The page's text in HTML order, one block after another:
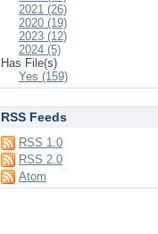
2021 (26)
2020 (19)
2023 (12)
2024 (5)
Has File(s)
Yes (159)
RSS Feeds
RSS 1.0
RSS 2.0
Atom